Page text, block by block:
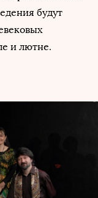
будут
и лютне.